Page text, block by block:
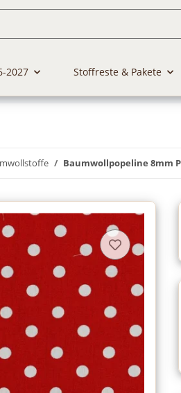
2027 Stoffreste & Pakete
Baumwollpopeline 8mm